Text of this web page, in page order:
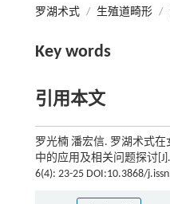
罗湖术式 / 生殖道畸形 /
Key words
引用本文
罗光楠 潘宏信. 罗湖术式
中的应用及相关问题探讨[J].
6(4): 23-25 DOI:10.3868/